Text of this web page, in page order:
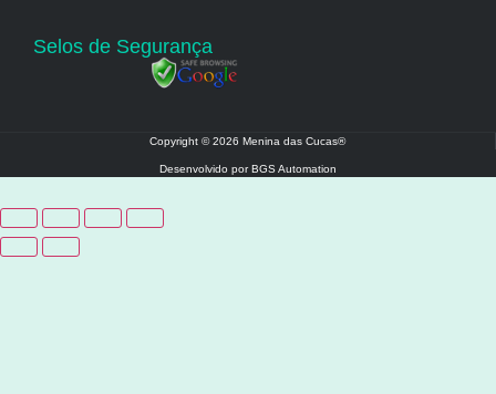
Selos de Segurança
Copyright © 2026 Menina das Cucas®
Desenvolvido por BGS Automation